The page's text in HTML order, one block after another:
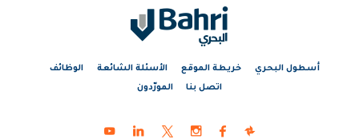
أسطول البحري خريطة الموقع الأسئلة الشائعة
الوظائف
اتصل بنا
المورّدون